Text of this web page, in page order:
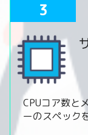
3
CPUコア数と
ーのスペック